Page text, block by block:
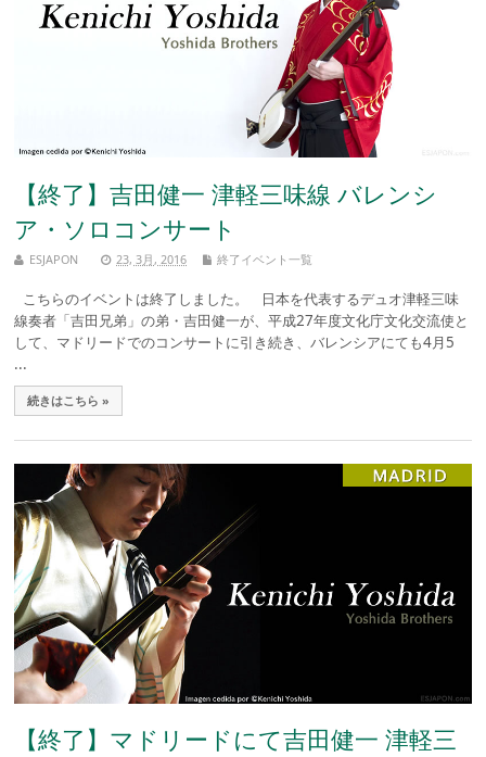
【終了】吉田健一 津軽三味線 バレンシ
ア・ソロコンサート
ESJAPON 23, 3月, 2016 終了イベント一覧
こちらのイベントは終了しました。 日本を代表するデュオ津軽三味
線奏者「吉田兄弟」の弟・吉田健一が、平成27年度文化庁文化交流使と
して、マドリードでのコンサートに引き続き、バレンシアにても4月5
...
続きはこちら »
【終了】マドリードにて吉田健一 津軽三